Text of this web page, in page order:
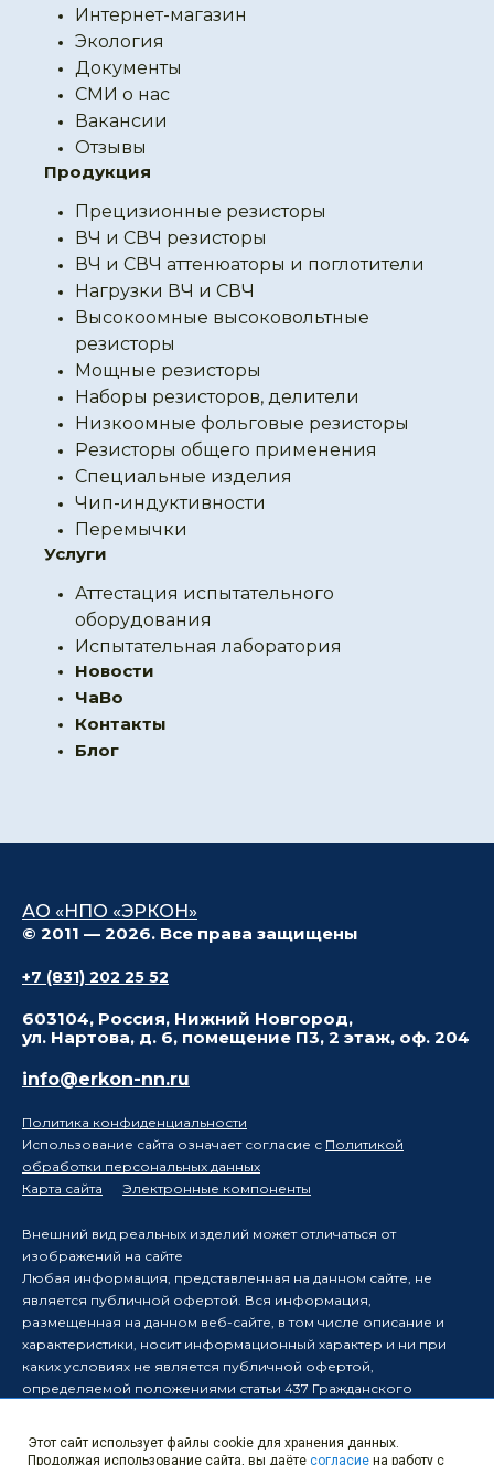
Интернет-магазин
Экология
Документы
СМИ о нас
Вакансии
Отзывы
Продукция
Прецизионные резисторы
ВЧ и СВЧ резисторы
ВЧ и СВЧ аттенюаторы и поглотители
Нагрузки ВЧ и СВЧ
Высокоомные высоковольтные
резисторы
Мощные резисторы
Наборы резисторов, делители
Низкоомные фольговые резисторы
Резисторы общего применения
Специальные изделия
Чип-индуктивности
Перемычки
Услуги
Аттестация испытательного
оборудования
Испытательная лаборатория
Новости
ЧаВо
Контакты
Блог
АО «НПО «ЭРКОН»
© 2011 — 2026. Все права защищены
+7 (831) 202 25 52
603104, Россия, Нижний Новгород,
ул. Нартова, д. 6, помещение П3, 2 этаж, оф. 204
info@erkon-nn.ru
Политика конфиденциальности
Использование сайта означает согласие с Политикой
обработки персональных данных
Карта сайта
Электронные компоненты
Внешний вид реальных изделий может отличаться от
изображений на сайте
Любая информация, представленная на данном сайте, не
является публичной офертой. Вся информация,
размещенная на данном веб-сайте, в том числе описание и
характеристики, носит информационный характер и ни при
каких условиях не является публичной офертой,
определяемой положениями статьи 437 Гражданского
Производитель оставляет за собой право в одностороннем
порядке вносить изменения в информацию, размещенную на
Этот сайт использует файлы cookie для хранения данных.
Продолжая использование сайта, вы даёте согласие на работу с